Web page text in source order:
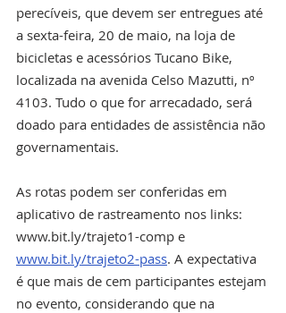
perecíveis, que devem ser entregues até
a sexta-feira, 20 de maio, na loja de
bicicletas e acessórios Tucano Bike,
localizada na avenida Celso Mazutti, nº
4103. Tudo o que for arrecadado, será
doado para entidades de assistência não
governamentais.
As rotas podem ser conferidas em
aplicativo de rastreamento nos links:
www.bit.ly/trajeto1-comp e
www.bit.ly/trajeto2-pass. A expectativa
é que mais de cem participantes estejam
no evento, considerando que na